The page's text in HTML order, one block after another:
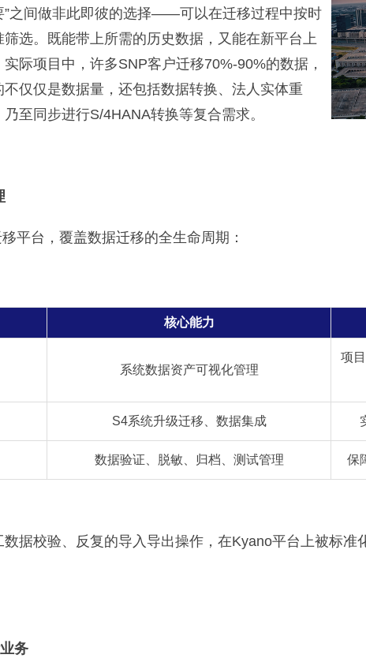
”之间做非此即彼的选择——可以在迁移过程中按时
选。既能带上所需的历史数据，又能在新平台上
际项目中，许多SNP客户迁移70%-90%的数据，
仅仅是数据量，还包括数据转换、法人实体重
至同步进行S/4HANA转换等复合需求。
平台，覆盖数据迁移的全生命周期：
核心能力
系统数据资产可视化管理
项
S4系统升级迁移、数据集成
数据验证、脱敏、归档、测试管理 保
据校验、反复的导入导出操作，在Kyano平台上被标
务